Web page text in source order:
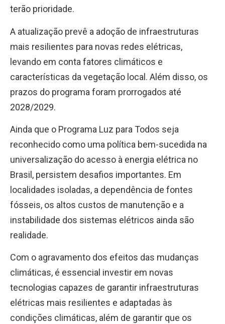
terão prioridade.
A atualização prevê a adoção de infraestruturas
mais resilientes para novas redes elétricas,
levando em conta fatores climáticos e
características da vegetação local. Além disso, os
prazos do programa foram prorrogados até
2028/2029.
Ainda que o Programa Luz para Todos seja
reconhecido como uma política bem-sucedida na
universalização do acesso à energia elétrica no
Brasil, persistem desafios importantes. Em
localidades isoladas, a dependência de fontes
fósseis, os altos custos de manutenção e a
instabilidade dos sistemas elétricos ainda são
realidade.
Com o agravamento dos efeitos das mudanças
climáticas, é essencial investir em novas
tecnologias capazes de garantir infraestruturas
elétricas mais resilientes e adaptadas às
condições climáticas, além de garantir que os